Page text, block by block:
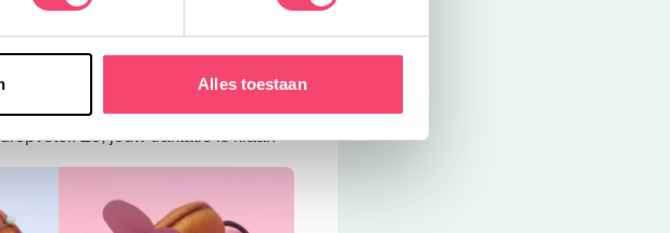
Alles toestaan
zelfgemaakte glazuur (een papje
zitten nog geen diertjes maar dat zal
van eetbare decoratiestift.
elkaar, maak oortjes van
Zo, jouw traktatie is klaar!